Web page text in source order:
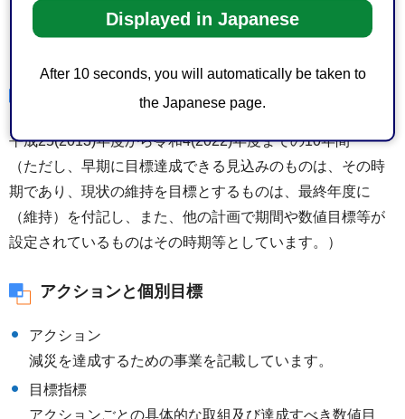
Displayed in Japanese
After 10 seconds, you will automatically be taken to
the Japanese page.
迅速、かつ着実に復旧、復興を成し遂げる→そし
平成25(2013)年度から令和4(2022)年度までの10年間
（ただし、早期に目標達成できる見込みのものは、その時
期であり、現状の維持を目標とするものは、最終年度に
（維持）を付記し、また、他の計画で期間や数値目標等が
設定されているものはその時期等としています。）
アクションと個別目標
アクション
減災を達成するための事業を記載しています。
目標指標
アクションごとの具体的な取組及び達成すべき数値目